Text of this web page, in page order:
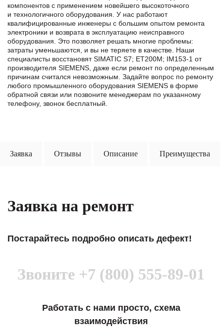
компонентов с применением новейшего высокоточного
и технологичного оборудования. У нас работают
квалифицированные инженеры с большим опытом ремонта
электроники и возврата в эксплуатацию неисправного
оборудования. Это позволяет решать многие проблемы:
затраты уменьшаются, и вы не теряете в качестве. Наши
специалисты восстановят SIMATIC S7; ET200M; IM153-1 от
производителя SIEMENS, даже если ремонт по определенным
причинам считался невозможным. Задайте вопрос по ремонту
любого промышленного оборудования SIEMENS в формe
обратной связи или позвоните менеджерам по указанному
телефону, звонок бесплатный.
Заявка Отзывы Описание Преимущества
Заявка на ремонт
Постарайтесь подробно описать дефект!
Звоните +7 (800) 555-89-01
Работать с нами просто, схема
взаимодействия